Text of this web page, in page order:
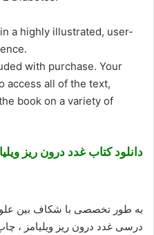
a highly illustrated, user-
with purchase. Your
access all of the text,
book on a variety of
دانلود کتاب غدد درون ریز ویلیامز نسخه
به طور تخصصی با شکاف بین علوم
درسی غدد درون ریز ویلیامز ،